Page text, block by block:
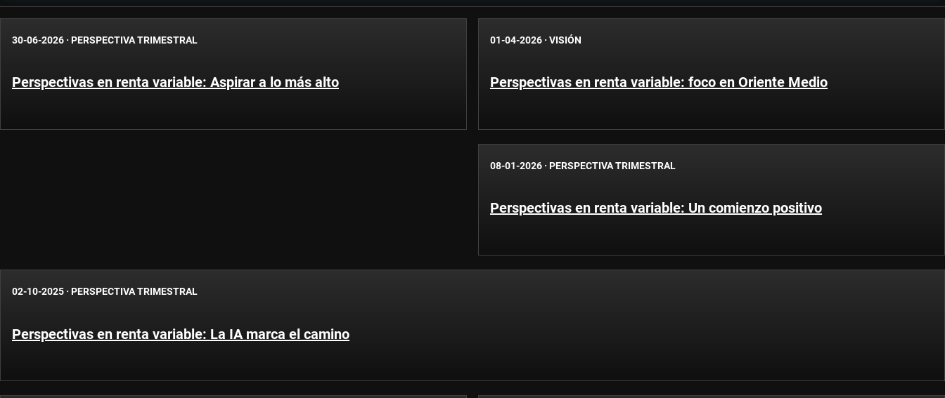
30-06-2026 · PERSPECTIVA TRIMESTRAL
Perspectivas en renta variable: Aspirar a lo más alto
01-04-2026 · VISIÓN
Perspectivas en renta variable: foco en Oriente Medio
08-01-2026 · PERSPECTIVA TRIMESTRAL
Perspectivas en renta variable: Un comienzo positivo
02-10-2025 · PERSPECTIVA TRIMESTRAL
Perspectivas en renta variable: La IA marca el camino